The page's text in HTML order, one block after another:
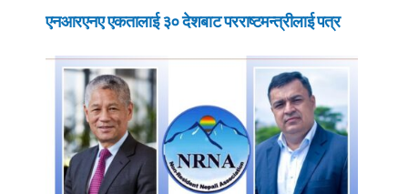
एनआरएनए एकतालाई ३० देशबाट परराष्टमन्त्रीलाई पत्र